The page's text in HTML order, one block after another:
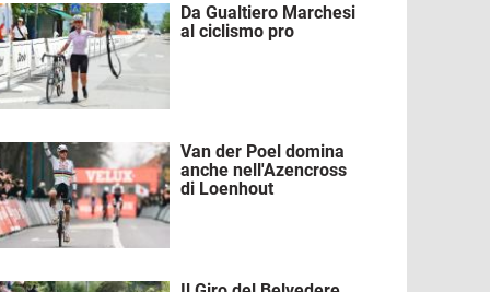
Da Gualtiero Marchesi
al ciclismo pro
Van der Poel domina
anche nell'Azencross
di Loenhout